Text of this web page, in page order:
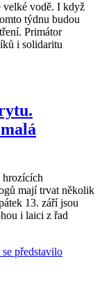
velké vodě. I když
týdnu budou
Primátor
i solidaritu
hrozících
mají trvat několik
13. září jsou
i laici z řad